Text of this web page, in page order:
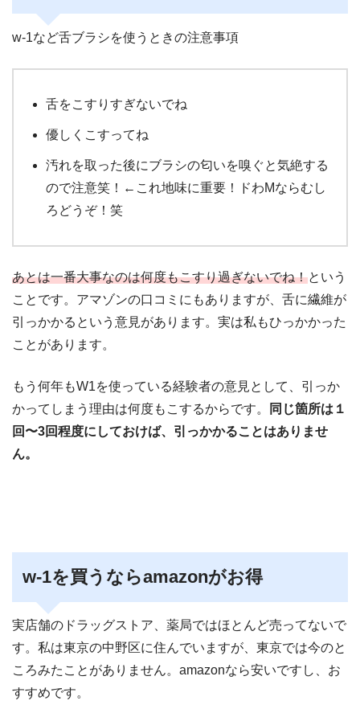
w-1など舌ブラシを使うときの注意事項
舌をこすりすぎないでね
優しくこすってね
汚れを取った後にブラシの匂いを嗅ぐと気絶する
ので注意笑！←これ地味に重要！ドわMならむし
ろどうぞ！笑
あとは一番大事なのは何度もこすり過ぎないでね！という
ことです。アマゾンの口コミにもありますが、舌に繊維が
引っかかるという意見があります。実は私もひっかかった
ことがあります。
もう何年もW1を使っている経験者の意見として、引っか
かってしまう理由は何度もこするからです。
同じ箇所は１
回〜3回程度にしておけば、引っかかることはありませ
ん。
w-1を買うならamazonがお得
実店舗のドラッグストア、薬局ではほとんど売ってないで
す。私は東京の中野区に住んでいますが、東京では今のと
ころみたことがありません。amazonなら安いですし、お
すすめです。